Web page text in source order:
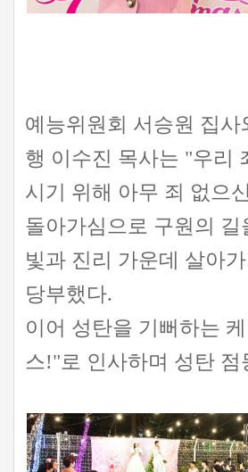
예능위원회 서승원 집
행 이수진 목사는 "우리
시기 위해 아무 죄 없으
돌아가심으로 구원의
빛과 진리 가운데 살아
당부했다.
이어 성탄을 기뻐하는
스!"로 인사하며 성탄